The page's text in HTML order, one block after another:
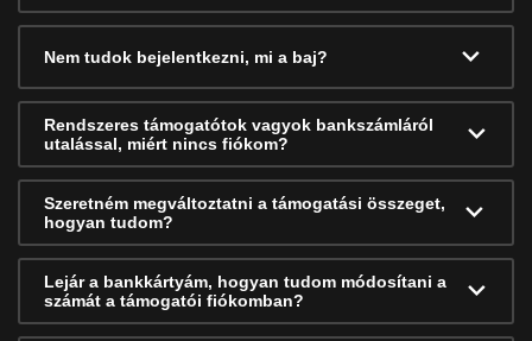
Nem tudok bejelentkezni, mi a baj?
Rendszeres támogatótok vagyok bankszámláról
utalással, miért nincs fiókom?
Szeretném megváltoztatni a támogatási összeget,
hogyan tudom?
Lejár a bankkártyám, hogyan tudom módosítani a
számát a támogatói fiókomban?